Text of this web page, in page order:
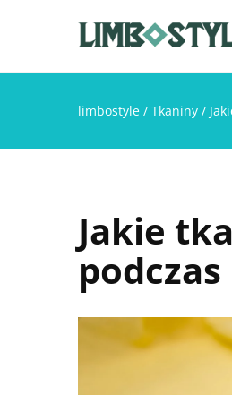
limbostyle / Tkaniny /
Jakie
podczas